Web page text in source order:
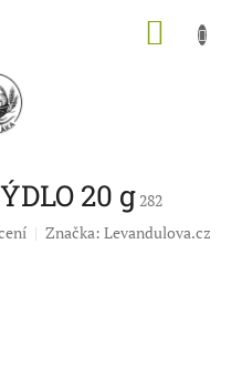
20 g282
Značka: Levandulova.cz